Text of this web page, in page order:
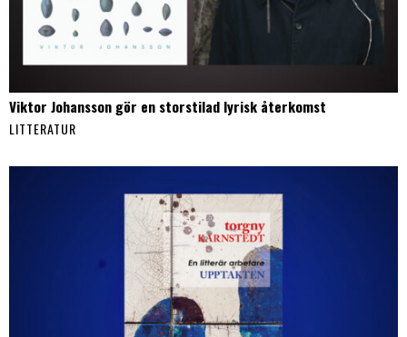
Viktor Johansson gör en storstilad lyrisk återkomst
LITTERATUR